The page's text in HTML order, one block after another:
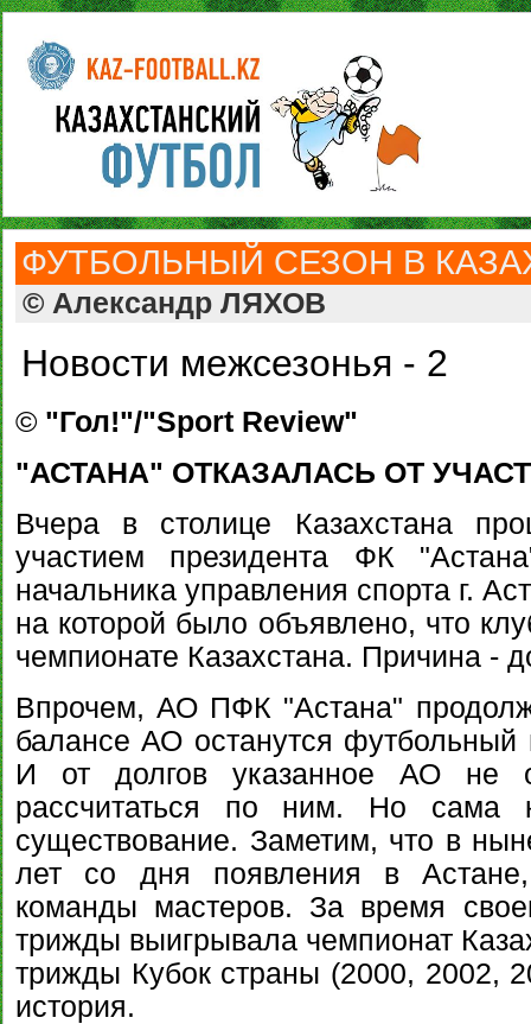
ФУТБОЛЬНЫЙ СЕЗОН В
© Александр ЛЯХОВ
Новости межсезонья - 2
© "Гол!"/"Sport Review"
"АСТАНА" ОТКАЗАЛАСЬ ОТ
Вчера в столице Казахстана
участием президента ФК
начальника управления спорта г.
на которой было объявлено, что
чемпионате Казахстана. Причина -
Впрочем, АО ПФК "Астана"
балансе АО останутся
И от долгов указанное АО не
рассчитаться по ним. Но сама
существование. Заметим, что в
лет со дня появления в
команды мастеров. За время
трижды выигрывала чемпионат
трижды Кубок страны (2000, 2002,
история.